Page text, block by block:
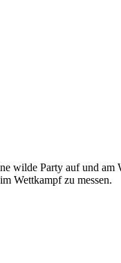
wilde Party auf und
Wettkampf zu messen.